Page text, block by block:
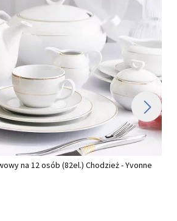
na 12 osób (82el.) Chodzież - Yvonne